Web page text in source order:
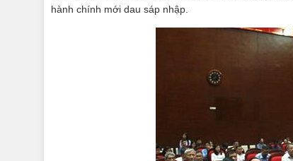
hành chính mới dau sáp nhập.